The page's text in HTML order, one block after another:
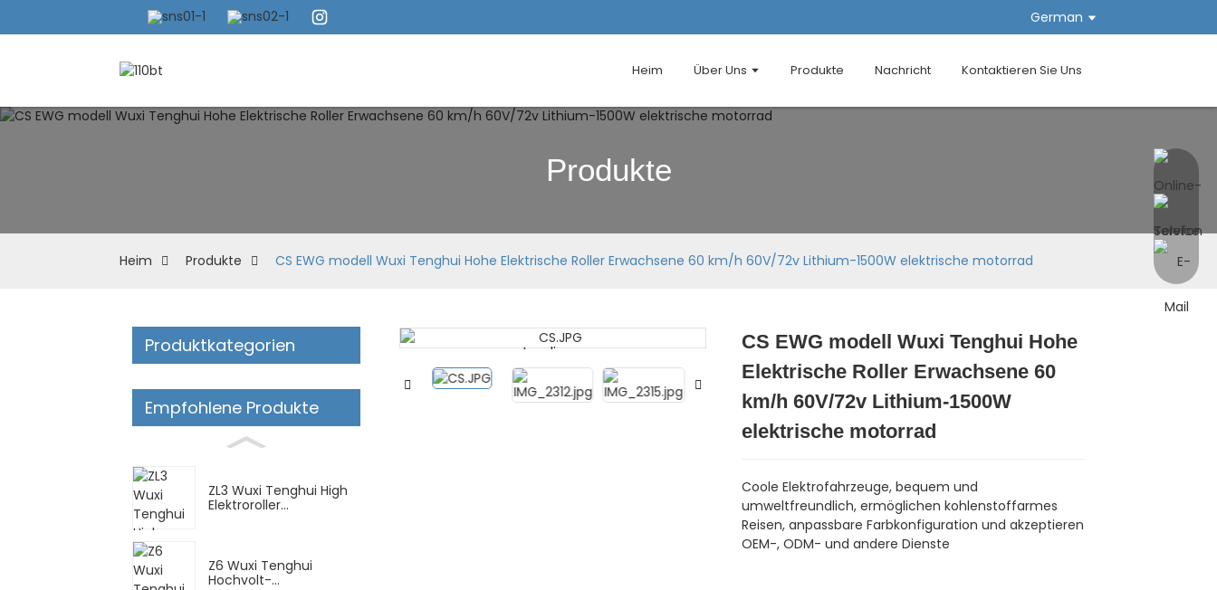
German
Heim Über Uns Produkte Nachricht Kontaktieren Sie Uns
Produkte
Heim Produkte CS EWG modell Wuxi Tenghui Hohe Elektrische Roller Erwachsene 60 km/h 60V/72v Lithium-1500W elektrische motorrad
Produktkategorien
Empfohlene Produkte
ZL3 Wuxi Tenghui High
Elektroroller...
Z6 Wuxi Tenghui
Hochvolt-
Loading...
Loading... Loading...
Loading... Loading...
Loading...
CS EWG modell Wuxi Tenghui Hohe
Elektrische Roller Erwachsene 60
km/h 60V/72v Lithium-1500W
elektrische motorrad
Coole Elektrofahrzeuge, bequem und
umweltfreundlich, ermöglichen kohlenstoffarmes
Reisen, anpassbare Farbkonfiguration und akzeptieren
OEM-, ODM- und andere Dienste